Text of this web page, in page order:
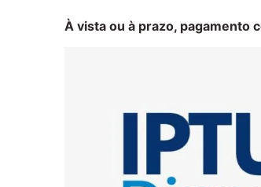
À vista ou à prazo, pagamento